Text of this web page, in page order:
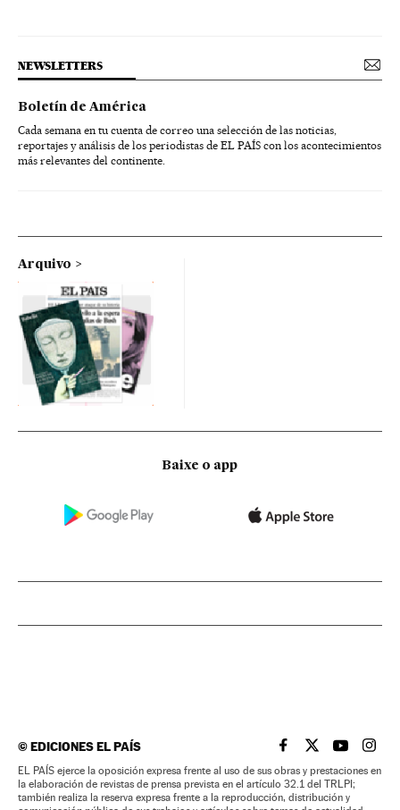
NEWSLETTERS
Boletín de América
Cada semana en tu cuenta de correo una selección de las noticias,
reportajes y análisis de los periodistas de EL PAÍS con los acontecimientos
más relevantes del continente.
Arquivo
Baixe o app
©EDICIONES EL PAÍS EL PAÍS BRASIL EN
EL PAÍSEL PAÍS
EL
EL PAÍS ejerce la oposición expresa frente al uso de sus obras y prestaciones en
la elaboración de revistas de prensa prevista en el artículo 32.1 del TRLPI;
también realiza la reserva expresa frente a la reproducción, distribución y